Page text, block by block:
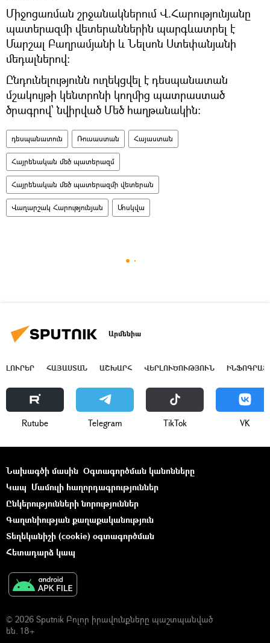
Միջոցառման շրջանակներում Վ.Հարությունյանը
պատերազմի վետերաններին պարգևատրել է
Մարշալ Բաղրամյանի և Նելսոն Ստեփանյանի
մեդալներով։
Ընդունելությունն ուղեկցվել է դեսպանատան
մշակույթի կենտրոնի կողմից պատրաստած
ծրագրով՝ նվիրված Մեծ հաղթանակին։
դեսպանատուն Ռուսաստան Հայաստան
Հայրենական մեծ պատերազմ
Հայրենական մեծ պատերազմի վետերան
Վաղարշակ Հարությունյան Մոսկվա
Արմենիա
ԼՈՒՐԵՐ ՀԱՅԱՍՏԱՆ ԱՇԽԱՐՀ ՎԵՐԼՈՒԾՈՒԹՅՈՒՆ
Rutube Telegram ТikТоk VK
Նախագծի մասին Օգտագործման կանոնները
Կապ Մամուլի հաղորդագրություններ
Ընկերությունների նորություններ
Գաղտնիության քաղաքականություն
Տեղեկանիշի (cookie) օգտագործման
Հետադարձ կապ
© 2026 Sputnik Բոլոր իրավունքները պաշտպանված
են. 18+